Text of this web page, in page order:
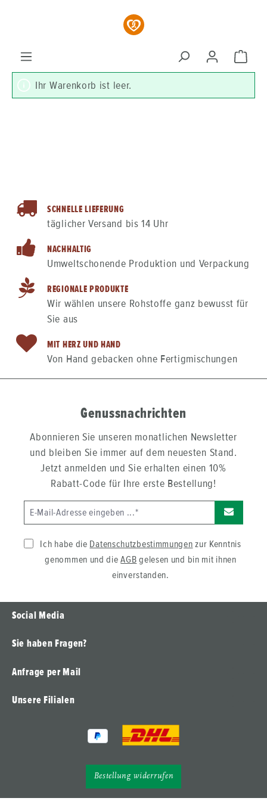
Ihr Warenkorb ist leer.
SCHNELLE LIEFERUNG
täglicher Versand bis 14 Uhr
NACHHALTIG
Umweltschonende Produktion und Verpackung
REGIONALE PRODUKTE
Wir wählen unsere Rohstoffe ganz bewusst für
Sie aus
MIT HERZ UND HAND
Von Hand gebacken ohne Fertigmischungen
Genussnachrichten
Abonnieren Sie unseren monatlichen Newsletter
und bleiben Sie immer auf dem neuesten Stand.
Jetzt anmelden und Sie erhalten einen 10%
Rabatt-Code für Ihre erste Bestellung!
Ich habe die Datenschutzbestimmungen zur Kenntnis
genommen und dieAGB gelesen und bin mit ihnen
einverstanden.
Social Media
Sie haben Fragen?
Anfrage per Mail
Unsere Filialen
Bestellung widerrufen